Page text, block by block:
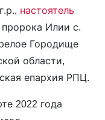
настоятель
Илии с.
Городище
области,
епархия РПЦ.
2022 года